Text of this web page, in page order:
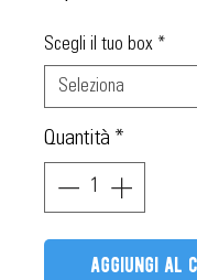
Scegli il tuo box *
Quantità *
aggiungi al